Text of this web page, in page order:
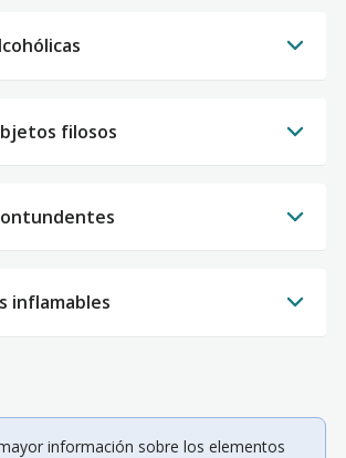
filosos
inflamables
información sobre los elementos